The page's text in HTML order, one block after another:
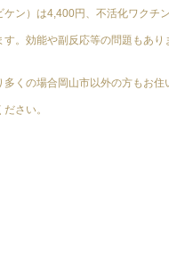
ン）は4,400円、不活化ワクチ
。効能や副反応等の問題もあ
くの場合岡山市以外の方もお
さい。